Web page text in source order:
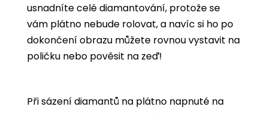
usnadníte celé diamantování, protože se
vám plátno nebude rolovat, a navíc si ho po
dokončení obrazu můžete rovnou vystavit na
poličku nebo pověsit na zeď!
Při sázení diamantů na plátno napnuté na